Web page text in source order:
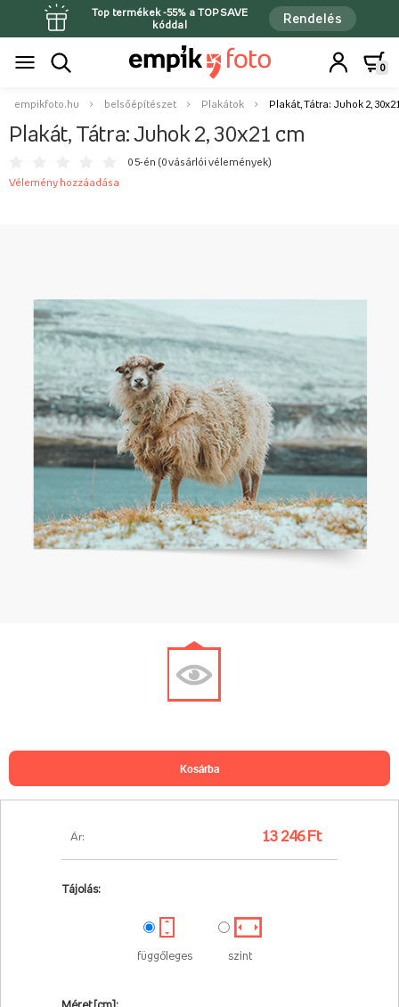
Top termékek -55% a TOPSAVE
kóddal
Rendelés
0
empikfoto.hu belsőépítészet Plakátok Plakát, Tátra: Juhok 2,
Plakát, Tátra: Juhok 2, 30x21 cm
0 5-én (0 vásárlói vélemények)
Vélemény hozzáadása
Ár: 13 246 Ft
Tájolás:
függőleges szint
kosárba